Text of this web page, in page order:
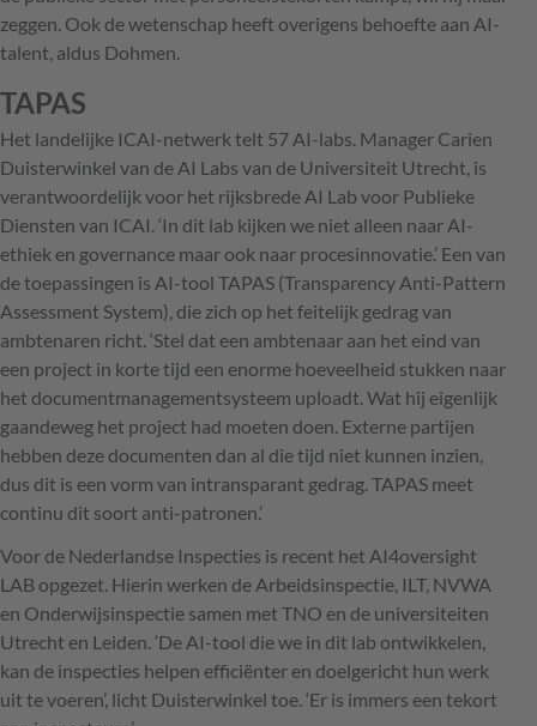
zeggen. Ook de wetenschap heeft overigens behoefte aan AI-
talent, aldus Dohmen.
TAPAS
Het landelijke ICAI-netwerk telt 57 AI-labs. Manager Carien
Duisterwinkel van de AI Labs van de Universiteit Utrecht, is
verantwoordelijk voor het rijksbrede AI Lab voor Publieke
Diensten van ICAI. ‘In dit lab kijken we niet alleen naar AI-
ethiek en governance maar ook naar procesinnovatie.’ Een van
de toepassingen is AI-tool TAPAS (Transparency Anti-Pattern
Assessment System), die zich op het feitelijk gedrag van
ambtenaren richt. ‘Stel dat een ambtenaar aan het eind van
een project in korte tijd een enorme hoeveelheid stukken naar
het documentmanagementsysteem uploadt. Wat hij eigenlijk
gaandeweg het project had moeten doen. Externe partijen
hebben deze documenten dan al die tijd niet kunnen inzien,
dus dit is een vorm van intransparant gedrag. TAPAS meet
continu dit soort anti-patronen.’
Voor de Nederlandse Inspecties is recent het AI4oversight
LAB opgezet. Hierin werken de Arbeidsinspectie, ILT, NVWA
en Onderwijsinspectie samen met TNO en de universiteiten
Utrecht en Leiden. ‘De AI-tool die we in dit lab ontwikkelen,
kan de inspecties helpen efficiënter en doelgericht hun werk
uit te voeren’, licht Duisterwinkel toe. ‘Er is immers een tekort